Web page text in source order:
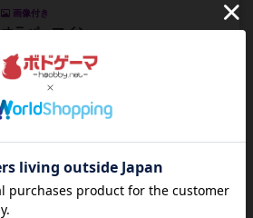
画像付き
オラパ・マイン
やり、気に入りました...
約9時間前by くみ
マーリン
約10時間前by oliber
アンブッシュ！：シルバースター